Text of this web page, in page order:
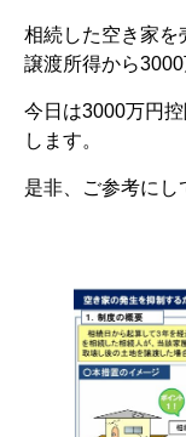
相続した空き家を
譲渡所得から
今日は3000万円
します。
是非、ご参考にし